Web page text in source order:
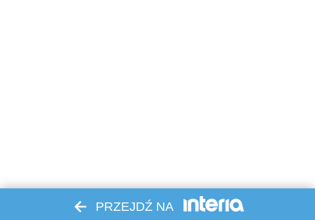
PRZEJDŹ NA